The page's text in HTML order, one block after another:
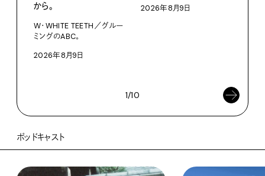
から。
W・WHITE TEETH／グルー
ミングのABC。
2026年8月9日
2026年8月9日
1/10
ポッドキャスト